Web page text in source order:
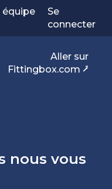
pour les
équipe
Se
connecter
Aller sur
Fittingbox.com ⭷
nous vous